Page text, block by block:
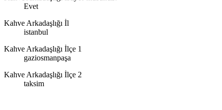
Evet
Kahve Arkadaşlığı İl
istanbul
Kahve Arkadaşlığı İlçe 1
gaziosmanpaşa
Kahve Arkadaşlığı İlçe 2
taksim